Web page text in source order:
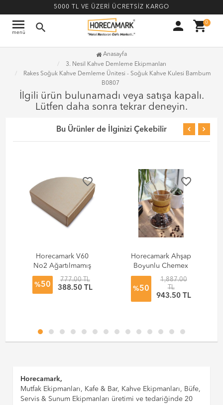
5000 TL VE ÜZERİ ÜCRETSİZ KARGO
menu
menü search person shopping_cart0
Anasayfa
3. Nesil Kahve Demleme Ekipmanları
Rakes Soğuk Kahve Demleme Ünitesi - Soğuk Kahve Kulesi Bambum
B0807
İlgili ürün bulunamadı veya satışa kapalı.
Lütfen daha sonra tekrar deneyin.
Bu Ürünler de İlginizi Çekebilir
favorite_border
Horecamark V60
No2 Ağartılmamış
Fitre Kağıdı 100'lü
Paket
%50
777.00 TL
388.50 TL
favorite_border
Horecamark Ahşap
Boyunlu Chemex
Demleme
Ekipmanı - 800 ml
%50
1,887.00
TL
943.50 TL
Horecamark,
Mutfak Ekipmanları, Kafe & Bar, Kahve Ekipmanları, Büfe,
Servis & Sunum Ekipmanları üretimi ve tedariğinde 20